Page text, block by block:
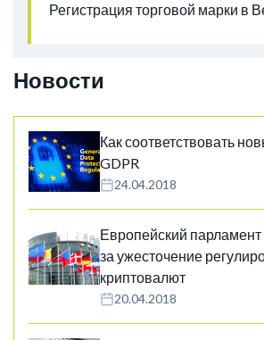
Регистрация торговой марки в
Новости
Как соответствовать
GDPR
24.04.2018
Европейский
за ужесточение
криптовалют
20.04.2018